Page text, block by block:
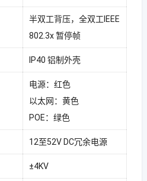
半双工背压，全双工IEEE
802.3x 暂停帧
IP40 铝制外壳
电源：红色
以太网：黄色
POE：绿色
12至52V DC冗余电源
±4KV